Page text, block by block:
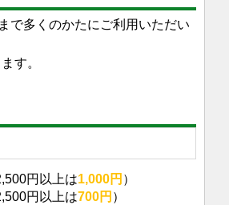
多くのかたにご利用いただい
す。
円以上は1,000円 ）
円以上は700円 ）